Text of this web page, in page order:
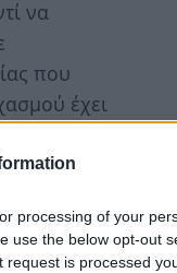
processing of your
use the below opt-out
is processed
να
που
έχει
θα